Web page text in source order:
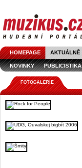
HOMEPAGE AKTUÁLNĚ
NOVINKY PUBLICISTIKA
FOTOGALERIE